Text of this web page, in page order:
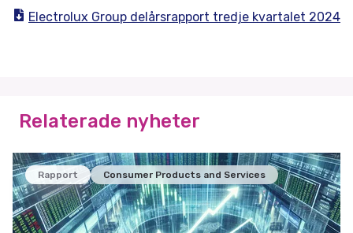
Electrolux Group delårsrapport tredje kvartalet 2024
Relaterade nyheter
Rapport Consumer Products and Services